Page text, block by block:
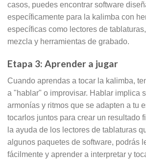
casos, puedes encontrar software
específicamente para la kalimba con
específicas como lectores de
mezcla y herramientas de grabado.
Etapa 3: Aprender a jugar
Cuando aprendas a tocar la kalimba,
a "hablar" o improvisar. Hablar implica
armonías y ritmos que se adapten a tu
tocarlos juntos para crear un resultado
la ayuda de los lectores de tablaturas
algunos paquetes de software, podrás
fácilmente y aprender a interpretar y